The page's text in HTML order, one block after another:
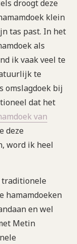
droogt deze
klein
tas past. In het
als
ik vaak veel te
te
omslagdoek bij
dat het
van
deze
word ik heel
traditionele
hamamdoeken
en wel
Metin